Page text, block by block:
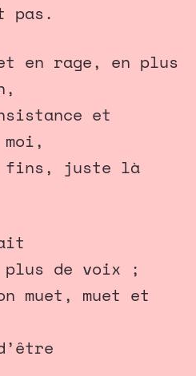
pas.
en rage, en plus
et
fins, juste là
plus de voix ;
muet, muet et